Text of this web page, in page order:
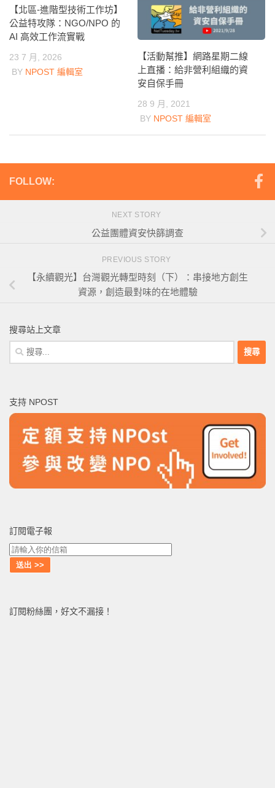
【北區-進階型技術工作坊】
公益特攻隊：NGO/NPO 的
AI 高效工作流實戰
23 7 月, 2026
BY NPOST 編輯室
【活動幫推】網路星期二線
上直播：給非營利組織的資
安自保手冊
28 9 月, 2021
BY NPOST 編輯室
FOLLOW:
NEXT STORY
公益團體資安快篩調查
PREVIOUS STORY
【永續觀光】台灣觀光轉型時刻（下）：串接地方創生
資源，創造最對味的在地體驗
搜尋站上文章
搜
尋
字:
支持 NPOST
訂閱電子報
訂閱粉絲團，好文不漏接！